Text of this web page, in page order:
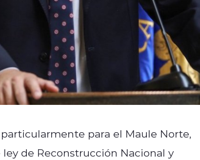
para el Maule Norte,
de Reconstrucción Nacional y